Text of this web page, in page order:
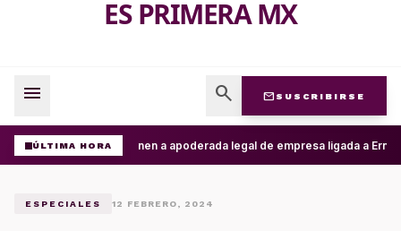
ES PRIMERA MX
menu search mail SUSCRIBIRSE
ÚLTIMA HORADetienen a apoderada legal de empresa ligada a
ESPECIALES 12 FEBRERO, 2024